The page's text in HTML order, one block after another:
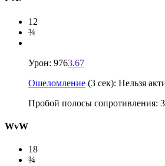
12
¾
Урон: 9763.67
Ошеломление (3 сек): Нельзя
Пробой полосы сопротивления:
WvW
18
¾